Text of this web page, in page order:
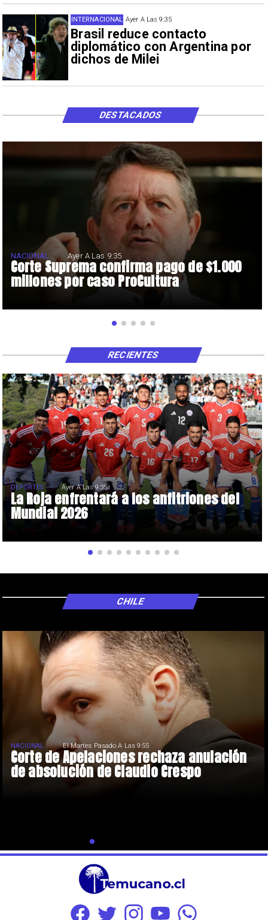
Ayer A Las 9:35
Brasil reduce contacto
diplomático con Argentina por
dichos de Milei
INTERNACIONAL
Corte Suprema confirma pago de $1.000
millones por caso ProCultura
NACIONAL Ayer A Las 9:35
DESTACADOS
La Roja enfrentará a los anfitriones del
Mundial 2026
DEPORTES Ayer A Las 9:35
RECIENTES
Corte de Apelaciones rechaza anulación
de absolución de Claudio Crespo
NACIONAL El Martes Pasado A Las 9:55
CHILE